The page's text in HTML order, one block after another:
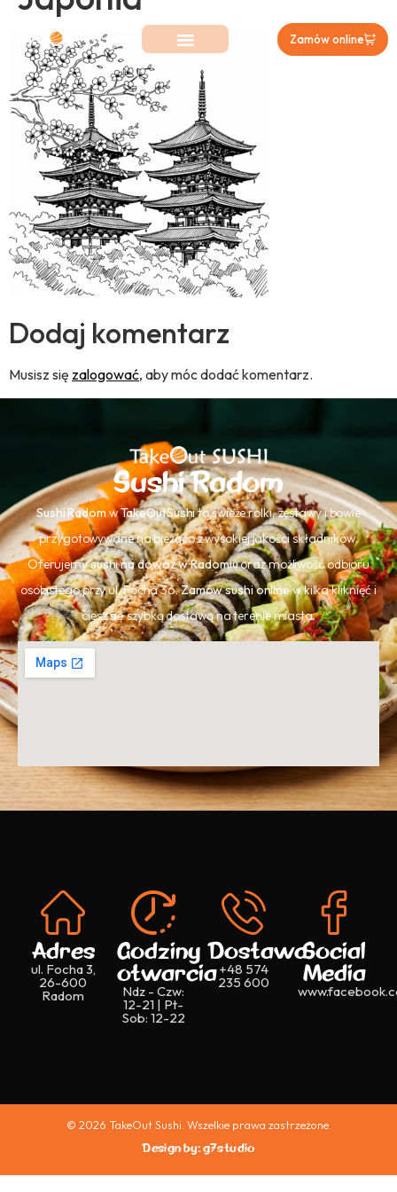
Zamów online
Dodaj komentarz
Musisz się zalogować, aby móc dodać komentarz.
Sushi Radom
Sushi RadomwTakeOutSushito świeże rolki, zestawy i bowle
przygotowywane na bieżąco z wysokiej jakości składników.
Oferujemysushi na dowóz w Radomiuoraz możliwość odbioru
osobistego przy ul. Focha 36.Zamów sushi onlinew kilka kliknięć i
ciesz się szybką dostawą na terenie miasta.
Adres
ul. Focha 3,
26-600
Radom
Godziny
otwarcia
Ndz - Czw:
12-21 | Pt-
Sob: 12-22
Dostawa
+48 574
235 600
Social
Media
© 2026 TakeOut Sushi. Wszelkie prawa zastrzeżone.
Design by: g7studio